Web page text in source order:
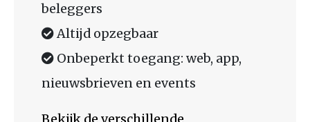
beleggers
Altijd opzegbaar
Onbeperkt toegang: web, app,
nieuwsbrieven en events